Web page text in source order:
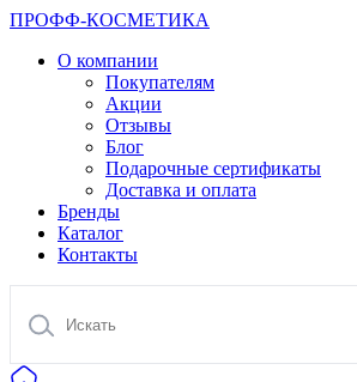
ПРОФФ-КОСМЕТИКА
О компании
Покупателям
Акции
Отзывы
Блог
Подарочные сертификаты
Доставка и оплата
Бренды
Каталог
Контакты